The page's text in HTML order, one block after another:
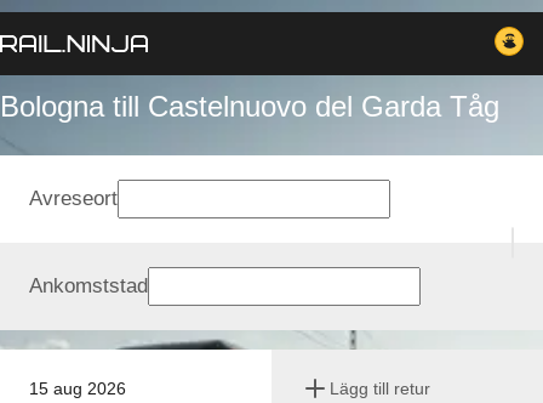
Bologna till Castelnuovo del Garda Tåg
15 aug 2026 Lägg till retur
Avreseort
Ankomststad